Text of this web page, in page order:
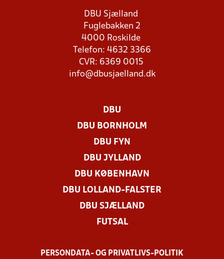
DBU Sjælland
Fuglebakken 2
4000 Roskilde
Telefon: 4632 3366
CVR: 6369 0015
info@dbusjaelland.dk
DBU
DBU BORNHOLM
DBU FYN
DBU JYLLAND
DBU KØBENHAVN
DBU LOLLAND-FALSTER
DBU SJÆLLAND
FUTSAL
PERSONDATA- OG PRIVATLIVS-POLITIK